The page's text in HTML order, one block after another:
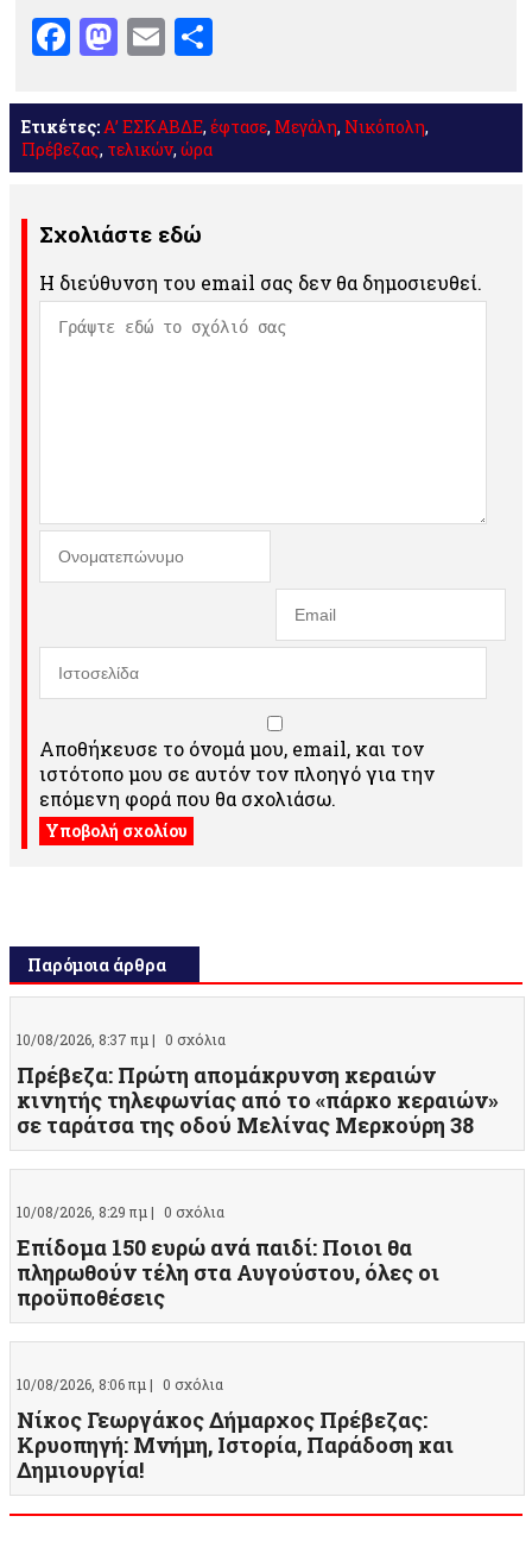
Facebook
Mastodon
Email
Ετικέτες:Α’ ΕΣΚΑΒΔΕ, έφτασε, Μεγάλη, Νικόπολη,
Πρέβεζας, τελικών, ώρα
Σχολιάστε εδώ
Η διεύθυνση του email σας δεν θα δημοσιευθεί.
Αποθήκευσε το όνομά μου, email, και τον
ιστότοπο μου σε αυτόν τον πλοηγό για την
επόμενη φορά που θα σχολιάσω.
Παρόμοια άρθρα
10/08/2026, 8:37 πμ | 0 σχόλια
Πρέβεζα: Πρώτη απομάκρυνση κεραιών
κινητής τηλεφωνίας από το «πάρκο κεραιών»
σε ταράτσα της οδού Μελίνας Μερκούρη 38
10/08/2026, 8:29 πμ | 0 σχόλια
Επίδομα 150 ευρώ ανά παιδί: Ποιοι θα
πληρωθούν τέλη στα Αυγούστου, όλες οι
προϋποθέσεις
10/08/2026, 8:06 πμ | 0 σχόλια
Νίκος Γεωργάκος Δήμαρχος Πρέβεζας:
Κρυοπηγή: Μνήμη, Ιστορία, Παράδοση και
Δημιουργία!